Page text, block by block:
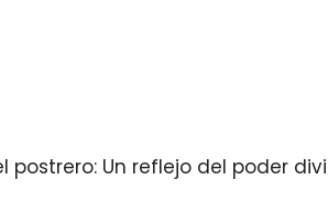
postrero: Un reflejo del poder